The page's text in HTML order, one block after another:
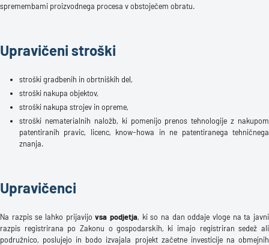
spremembami proizvodnega procesa v obstoječem obratu.
Upravičeni stroški
stroški gradbenih in obrtniških del,
stroški nakupa objektov,
stroški nakupa strojev in opreme,
stroški nematerialnih naložb, ki pomenijo prenos tehnologije z nakupom
patentiranih pravic, licenc, know-howa in ne patentiranega tehničnega
znanja.
Upravičenci
Na razpis se lahko prijavijovsa podjetja, ki so na dan oddaje vloge na ta javni
razpis registrirana po Zakonu o gospodarskih, ki imajo registriran sedež ali
podružnico, poslujejo in bodo izvajala projekt začetne investicije na obmejnih